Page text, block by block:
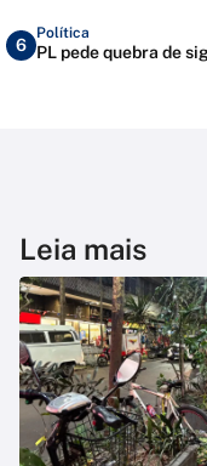
6
Política
PL pede quebra de
Leia mais